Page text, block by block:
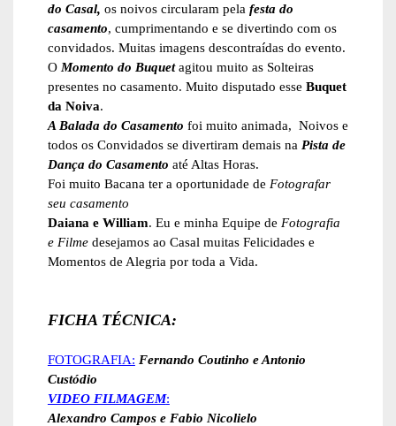
do Casal, os noivos circularam pela festa do
casamento, cumprimentando e se divertindo com os
convidados. Muitas imagens descontraídas do evento.
O Momento do Buquetagitou muito as Solteiras
presentes no casamento. Muito disputado esse Buquet
da Noiva.
A Balada do Casamento foi muito animada, Noivos e
todos os Convidados se divertiram demais na Pista de
Dança do Casamento até Altas Horas.
Foi muito Bacana ter a oportunidade de Fotografar
seu casamento
Daiana e William. Eu e minha Equipe de Fotografia
e Filmedesejamos ao Casal muitas Felicidades e
Momentos de Alegria por toda a Vida.
FICHA TÉCNICA:
FOTOGRAFIA: Fernando Coutinho e Antonio
Custódio
VIDEO FILMAGEM:
Alexandro Campos e Fabio Nicolielo